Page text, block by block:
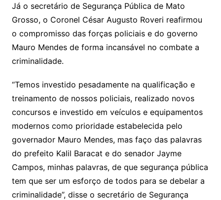
Já o secretário de Segurança Pública de Mato
Grosso, o Coronel César Augusto Roveri reafirmou
o compromisso das forças policiais e do governo
Mauro Mendes de forma incansável no combate a
criminalidade.
“Temos investido pesadamente na qualificação e
treinamento de nossos policiais, realizado novos
concursos e investido em veículos e equipamentos
modernos como prioridade estabelecida pelo
governador Mauro Mendes, mas faço das palavras
do prefeito Kalil Baracat e do senador Jayme
Campos, minhas palavras, de que segurança pública
tem que ser um esforço de todos para se debelar a
criminalidade”, disse o secretário de Segurança